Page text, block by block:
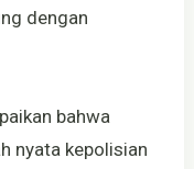
dengan
bahwa
nyata kepolisian